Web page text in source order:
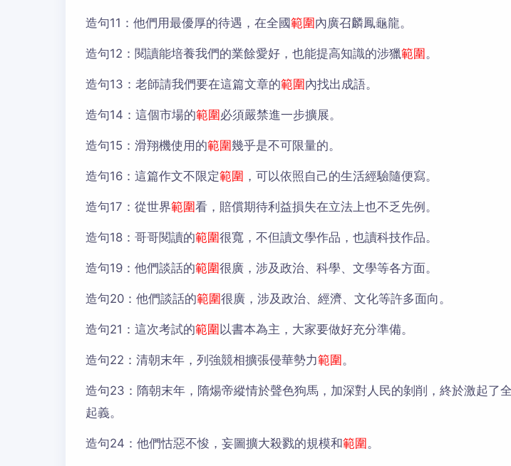
造句11： 他們用最優厚的待遇，在全國範圍內廣召麟鳳龜龍。
造句12： 閱讀能培養我們的業餘愛好，也能提高知識的涉獵範圍。
造句13： 老師請我們要在這篇文章的範圍內找出成語。
造句14： 這個市場的範圍必須嚴禁進一步擴展。
造句15： 滑翔機使用的範圍幾乎是不可限量的。
造句16： 這篇作文不限定範圍 ，可以依照自己的生活經驗隨便寫。
造句17： 從世界範圍看，賠償期待利益損失在立法上也不乏先例。
造句18： 哥哥閱讀的範圍很寬，不但讀文學作品，也讀科技作品。
造句19： 他們談話的範圍很廣，涉及政治、科學、文學等各方面。
造句20： 他們談話的範圍很廣，涉及政治、經濟、文化等許多面向。
造句21： 這次考試的範圍以書本為主，大家要做好充分準備。
造句22： 清朝末年，列強競相擴張侵華勢力範圍。
造句23： 隋朝末年，隋煬帝縱情於聲色狗馬，加深對人民的剝削，終於激起了
起義。
造句24： 他們怙惡不悛，妄圖擴大殺戮的規模和範圍。